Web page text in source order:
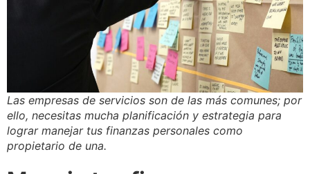
Las empresas de servicios son de las más comunes; por
ello, necesitas mucha planificación y estrategia para
lograr manejar tus finanzas personales como
propietario de una.